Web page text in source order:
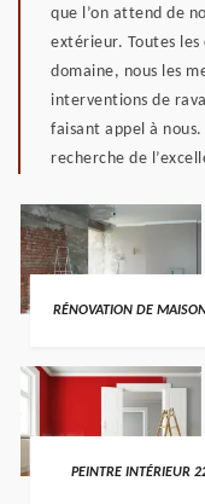
que l’on attend de
extérieur. Toutes
domaine, nous les
interventions de
faisant appel à
recherche de
RÉNOVATION DE
PEINTRE INTÉRIEUR